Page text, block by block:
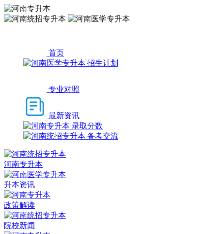
首页
招生计划
专业对照
最新资讯
录取分数
备考交流
河南专升本
升本资讯
政策解读
院校新闻